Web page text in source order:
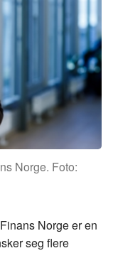
Norge. Foto:
Norge er en
seg flere